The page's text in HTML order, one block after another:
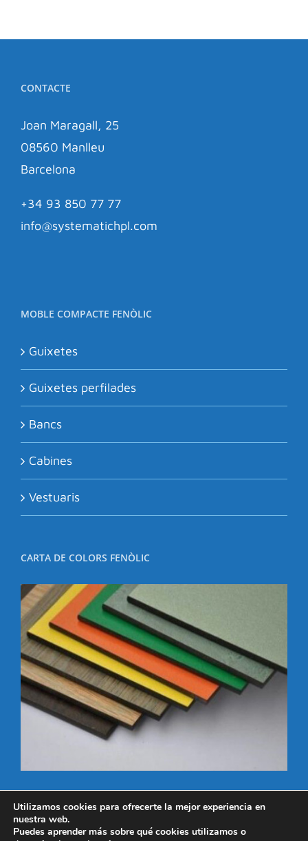
CONTACTE
Joan Maragall, 25
08560 Manlleu
Barcelona
+34 93 850 77 77
info@systematichpl.com
MOBLE COMPACTE FENÒLIC
Guixetes
Guixetes perfilades
Bancs
Cabines
Vestuaris
CARTA DE COLORS FENÒLIC
Utilizamos cookies para ofrecerte la mejor experiencia en
nuestra web.
Puedes aprender más sobre qué cookies utilizamos o